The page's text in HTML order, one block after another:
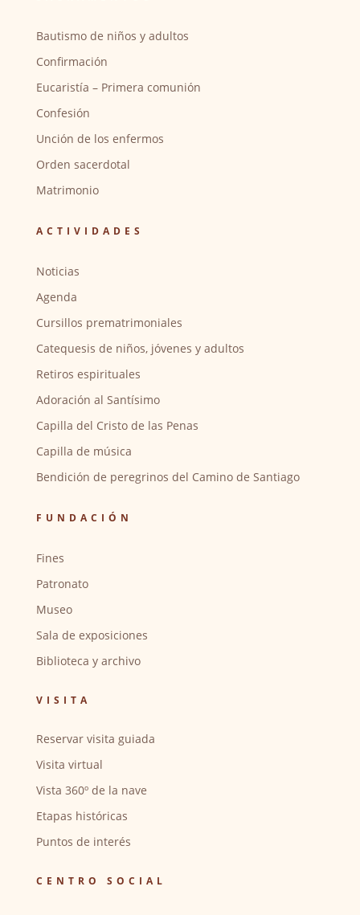
Bautismo de niños y adultos
Confirmación
Eucaristía – Primera comunión
Confesión
Unción de los enfermos
Orden sacerdotal
Matrimonio
ACTIVIDADES
Noticias
Agenda
Cursillos prematrimoniales
Catequesis de niños, jóvenes y adultos
Retiros espirituales
Adoración al Santísimo
Capilla del Cristo de las Penas
Capilla de música
Bendición de peregrinos del Camino de Santiago
FUNDACIÓN
Fines
Patronato
Museo
Sala de exposiciones
Biblioteca y archivo
VISITA
Reservar visita guiada
Visita virtual
Vista 360º de la nave
Etapas históricas
Puntos de interés
CENTRO SOCIAL